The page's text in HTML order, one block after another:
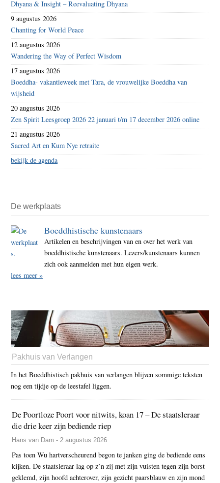
Dhyana & Insight – Reevaluating Dhyana
9 augustus 2026
Chanting for World Peace
12 augustus 2026
Wandering the Way of Perfect Wisdom
17 augustus 2026
Boeddha- vakantieweek met Tara, de vrouwelijke Boeddha van
wijsheid
20 augustus 2026
Zen Spirit Leesgroep 2026 22 januari t/m 17 december 2026 online
21 augustus 2026
Sacred Art en Kum Nye retraite
bekijk de agenda
De werkplaats
Boeddhistische kunstenaars
Artikelen en beschrijvingen van en over het werk van
boeddhistische kunstenaars. Lezers/kunstenaars kunnen
zich ook aanmelden met hun eigen werk.
lees meer »
Pakhuis van Verlangen
In het Boeddhistisch pakhuis van verlangen blijven sommige teksten
nog een tijdje op de leestafel liggen.
De Poortloze Poort voor nitwits, koan 17 – De staatsleraar
die drie keer zijn bediende riep
Hans van Dam - 2 augustus 2026
Pas toen Wu hartverscheurend begon te janken ging de bediende eens
kijken. De staatsleraar lag op z’n zij met zijn vuisten tegen zijn borst
geklemd, zijn hoofd achterover, zijn gezicht paarsblauw en zijn mond